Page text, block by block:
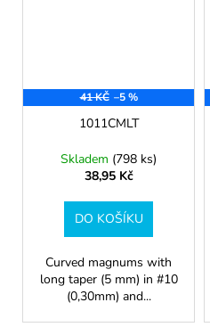
41 KČ –5 %
1011CMLT
Skladem (798 ks)
38,95 Kč
DO KOŠÍKU
Curved magnums with
long taper (5 mm) in #10
(0,30mm) and...